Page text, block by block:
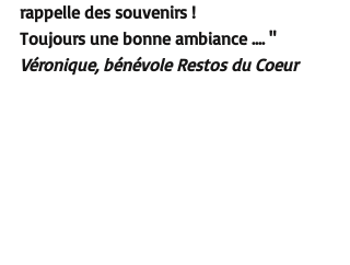
rappelle des souvenirs !
Toujours une bonne ambiance .... "
Véronique, bénévole Restos du Coeur